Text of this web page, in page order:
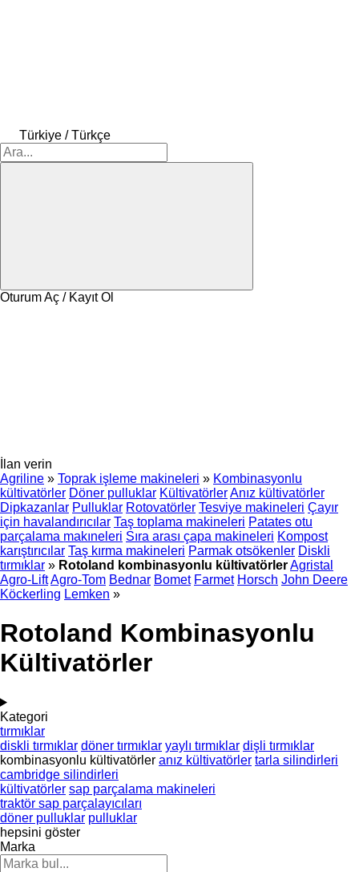
Türkiye / Türkçe
Oturum Aç / Kayıt Ol
İlan verin
Agriline » Toprak işleme makineleri » Kombinasyonlu
kültivatörler Döner pulluklar KültivatörlerAnız kültivatörler
Dipkazanlar Pulluklar Rotovatörler Tesviye makineleri Çayır
için havalandırıcılar Taş toplama makineleri Patates otu
parçalama makıneleri Sıra arası çapa makineleri Kompost
karıştırıcılar Taş kırma makineleri Parmak otsökenler Diskli
tırmıklar » Rotoland kombinasyonlu kültivatörlerAgristal
Agro-LiftAgro-Tom Bednar Bomet Farmet Horsch John Deere
Köckerling Lemken »
Rotoland Kombinasyonlu
Kültivatörler
Kategori
tırmıklar
diskli tırmıklar döner tırmıklar yaylı tırmıklar dişli tırmıklar
kombinasyonlu kültivatörler anız kültivatörler tarla silindirleri
cambridge silindirleri
kültivatörler sap parçalama makineleri
traktör sap parçalayıcıları
döner pulluklar pulluklar
hepsini göster
Marka